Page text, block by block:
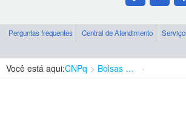
Perguntas frequentes Central de Atendimento
Você está aqui:CNPq Bolsas e Auxílios Vigentes